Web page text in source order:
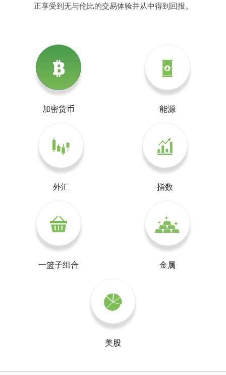
正享受到无与伦比的交易体验并从中得到回报。
加密货币 能源
外汇 指数
一篮子组合 金属
美股